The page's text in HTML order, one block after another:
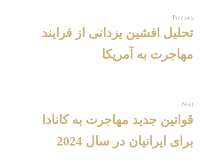
Previous
تحلیل افشین یزدانی از فرایند
مهاجرت به آمریکا
Next
قوانین جدید مهاجرت به کانادا
برای ایرانیان در سال 2024